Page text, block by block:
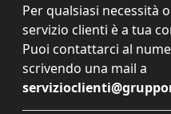
Per qualsiasi necessità
servizio clienti è a tua
Puoi contattarci al
scrivendo una mail a